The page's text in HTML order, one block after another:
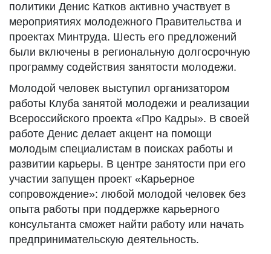
политики Денис Катков активно участвует в
мероприятиях молодежного Правительства и
проектах Минтруда. Шесть его предложений
были включены в региональную долгосрочную
программу содействия занятости молодежи.
Молодой человек выступил организатором
работы Клуба занятой молодежи и реализации
Всероссийского проекта «Про Кадры». В своей
работе Денис делает акцент на помощи
молодым специалистам в поисках работы и
развитии карьеры. В центре занятости при его
участии запущен проект «Карьерное
сопровождение»: любой молодой человек без
опыта работы при поддержке карьерного
консультанта сможет найти работу или начать
предпринимательскую деятельность.